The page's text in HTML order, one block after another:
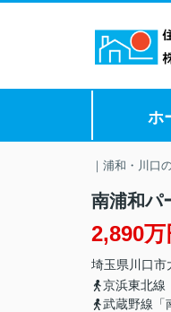
ホ
｜浦和・川口
南浦和パ
2,890万
埼玉県 川口市
京浜東北線
武蔵野線「